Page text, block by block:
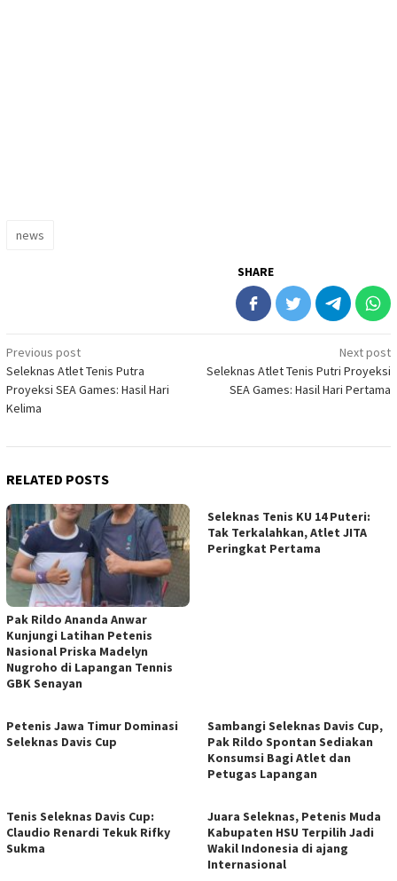
news
SHARE
Post
navigation
Previous post
Seleknas Atlet Tenis Putra
Proyeksi SEA Games: Hasil Hari
Kelima
Next post
Seleknas Atlet Tenis Putri Proyeksi
SEA Games: Hasil Hari Pertama
RELATED POSTS
Pak Rildo Ananda Anwar
Kunjungi Latihan Petenis
Nasional Priska Madelyn
Nugroho di Lapangan Tennis
GBK Senayan
Seleknas Tenis KU 14 Puteri:
Tak Terkalahkan, Atlet JITA
Peringkat Pertama
Petenis Jawa Timur Dominasi
Seleknas Davis Cup
Sambangi Seleknas Davis Cup,
Pak Rildo Spontan Sediakan
Konsumsi Bagi Atlet dan
Petugas Lapangan
Tenis Seleknas Davis Cup:
Claudio Renardi Tekuk Rifky
Sukma
Juara Seleknas, Petenis Muda
Kabupaten HSU Terpilih Jadi
Wakil Indonesia di ajang
Internasional